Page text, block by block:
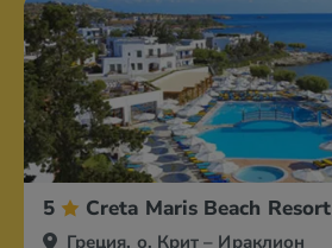
5 Creta Maris Beach Resort
Греция, о. Крит – Ираклион